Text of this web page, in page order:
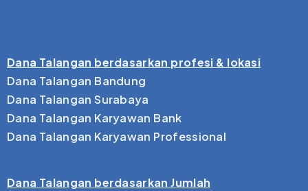
Dana Talangan berdasarkan profesi & lokasi
Dana Talangan Bandung
Dana Talangan Surabaya
Dana Talangan Karyawan Bank
Dana Talangan Karyawan Professional
Dana Talangan berdasarkan Jumlah